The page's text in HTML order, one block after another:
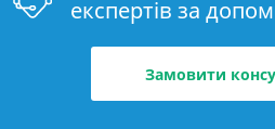
експертів за
Замовити